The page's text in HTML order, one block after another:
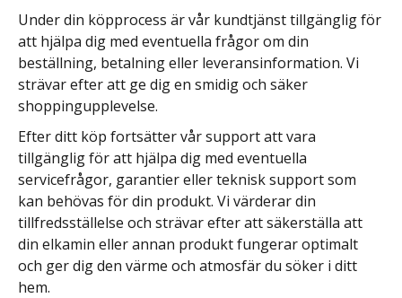
Under din köpprocess är vår kundtjänst tillgänglig för
att hjälpa dig med eventuella frågor om din
beställning, betalning eller leveransinformation. Vi
strävar efter att ge dig en smidig och säker
shoppingupplevelse.
Efter ditt köp fortsätter vår support att vara
tillgänglig för att hjälpa dig med eventuella
servicefrågor, garantier eller teknisk support som
kan behövas för din produkt. Vi värderar din
tillfredsställelse och strävar efter att säkerställa att
din elkamin eller annan produkt fungerar optimalt
och ger dig den värme och atmosfär du söker i ditt
hem.